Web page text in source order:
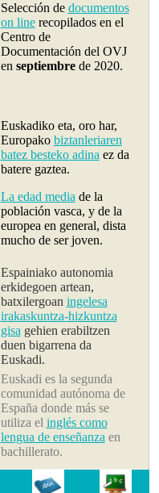
Selección de documentos
on line recopilados en el
Centro de
Documentación del OVJ
en septiembre de 2020.
Euskadiko eta, oro har,
Europako biztanleriaren
batez besteko adinaez da
batere gaztea.
La edad mediade la
población vasca, y de la
europea en general, dista
mucho de ser joven.
Espainiako autonomia
erkidegoen artean,
batxilergoan ingelesa
irakaskuntza-hizkuntza
gisagehien erabiltzen
duen bigarrena da
Euskadi.
Euskadi es la segunda
comunidad autónoma de
España donde más se
utiliza el inglés como
lengua de enseñanzaen
bachillerato.